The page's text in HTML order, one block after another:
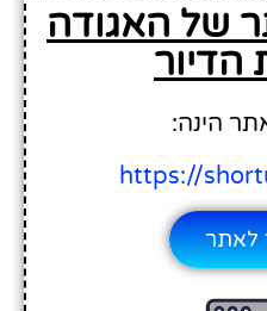
של האגודה
הדיור
הינה:
https://
לאתר